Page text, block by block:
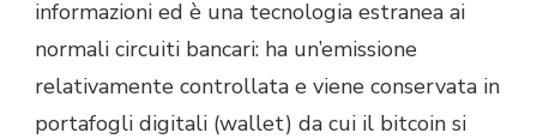
informazioni ed è una tecnologia estranea ai
normali circuiti bancari: ha un’emissione
relativamente controllata e viene conservata in
portafogli digitali (wallet) da cui il bitcoin si